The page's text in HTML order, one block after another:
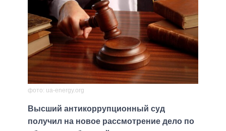
фото: ua-energy.org
Высший антикоррупционный суд
получил на новое рассмотрение дело по